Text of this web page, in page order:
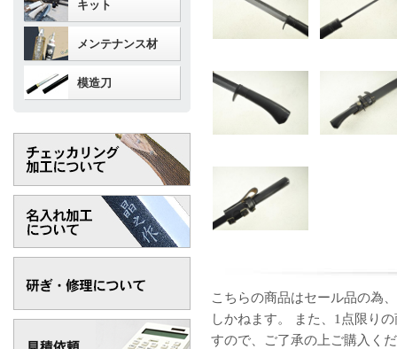
こちらの商品はセール品の為
しかねます。 また、1点限り
すので、ご了承の上ご購入く
キット
メンテナンス材
模造刀